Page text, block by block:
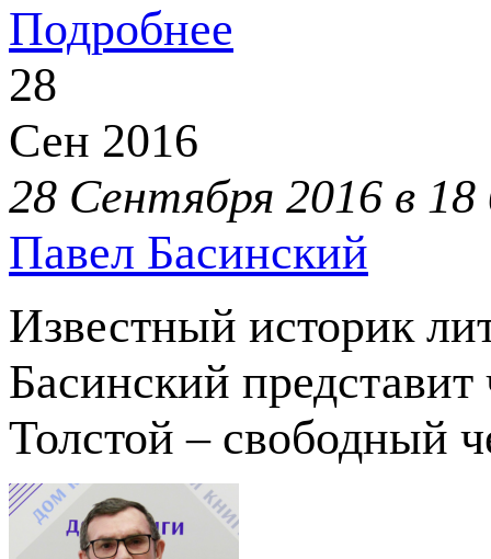
Подробнее
28
Сен 2016
28 Сентября 2016 в 18
Павел Басинский
Известный историк
Басинский
Толстой – свободный